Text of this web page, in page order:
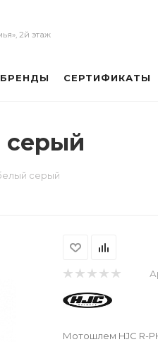
2й этаж
БРЕНДЫ СЕРТИФИКАТЫ
серый
серый
Мотошлем HJC R-